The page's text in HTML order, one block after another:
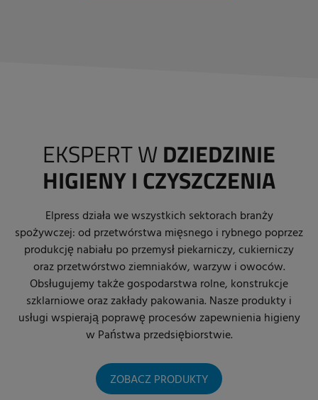
EKSPERT WDZIEDZINIE
HIGIENY I CZYSZCZENIA
Elpress działa we wszystkich sektorach branży
spożywczej: od przetwórstwa mięsnego i rybnego poprzez
produkcję nabiału po przemysł piekarniczy, cukierniczy
oraz przetwórstwo ziemniaków, warzyw i owoców.
Obsługujemy także gospodarstwa rolne, konstrukcje
szklarniowe oraz zakłady pakowania. Nasze produkty i
usługi wspierają poprawę procesów zapewnienia higieny
w Państwa przedsiębiorstwie.
ZOBACZ PRODUKTY